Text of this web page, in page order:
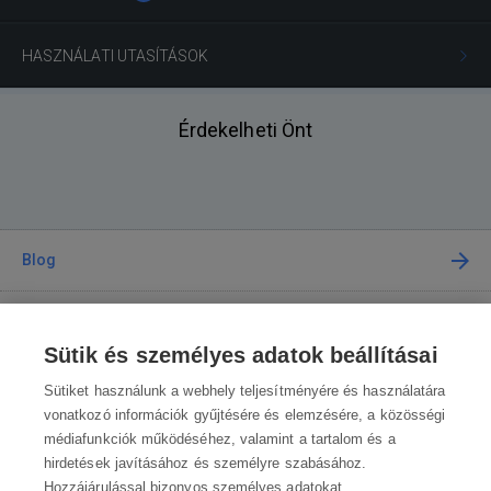
HASZNÁLATI UTASÍTÁSOK
Érdekelheti Önt
Blog
A vásárlásról
Kapcsolat
Sütik és személyes adatok beállításai
Sütiket használunk a webhely teljesítményére és használatára
vonatkozó információk gyűjtésére és elemzésére, a közösségi
médiafunkciók működéséhez, valamint a tartalom és a
hirdetések javításához és személyre szabásához.
Hozzájárulással bizonyos személyes adatokat